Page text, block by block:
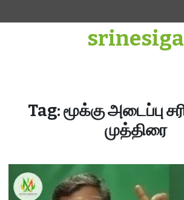
srinesiga
Tag:மூக்கு அடைப்பு
முத்திரை